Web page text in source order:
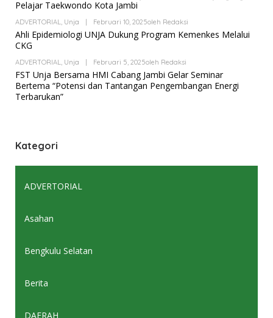
Pelajar Taekwondo Kota Jambi
ADVERTORIAL, Unja Februari 10, 2025Oleh Redaksi
Ahli Epidemiologi UNJA Dukung Program Kemenkes Melalui
CKG
ADVERTORIAL, Unja Februari 5, 2025Oleh Redaksi
FST Unja Bersama HMI Cabang Jambi Gelar Seminar
Bertema “Potensi dan Tantangan Pengembangan Energi
Terbarukan”
Kategori
ADVERTORIAL
Asahan
Bengkulu Selatan
Berita
DAERAH